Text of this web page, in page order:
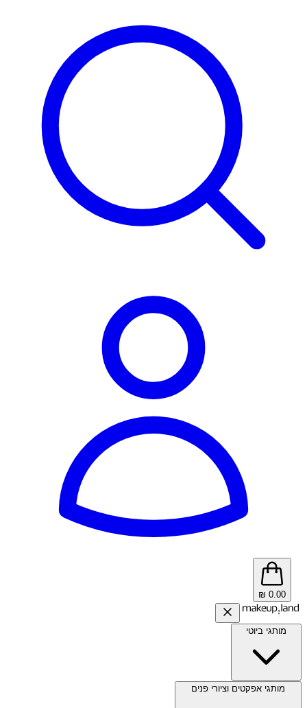
0.00
₪
מותגי ביוטי
מותגי אפקטים וציורי פנים